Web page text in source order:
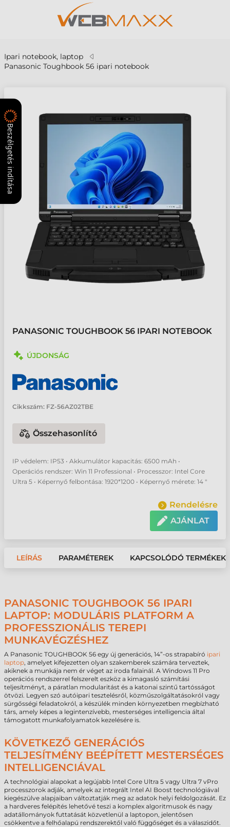
Ipari notebook, laptop
Panasonic Toughbook 56 ipari notebook
PANASONIC TOUGHBOOK 56 IPARI NOTEBOOK
ÚJDONSÁG
Cikkszám: FZ-56AZ02TBE
Összehasonlító
IP védelem: IP53 • Akkumulátor kapacitás: 6500 mAh •
Operációs rendszer: Win 11 Professional • Processzor: Intel Core
Ultra 5 • Képernyő felbontása: 1920*1200 • Képernyő mérete: 14 "
Rendelésre
AJÁNLAT
LEÍRÁS PARAMÉTEREK KAPCSOLÓDÓ TERMÉKEK
PANASONIC TOUGHBOOK 56 IPARI
LAPTOP: MODULÁRIS PLATFORM A
PROFESSZIONÁLIS TEREPI
MUNKAVÉGZÉSHEZ
A Panasonic TOUGHBOOK 56 egy új generációs, 14”-os strapabíró ipari
laptop, amelyet kifejezetten olyan szakemberek számára terveztek,
akiknek a munkája nem ér véget az iroda falainál. A Windows 11 Pro
operációs rendszerrel felszerelt eszköz a kimagasló számítási
teljesítményt, a páratlan modularitást és a katonai szintű tartósságot
ötvözi. Legyen szó autóipari tesztelésről, közműszolgáltatásokról vagy
sürgősségi feladatokról, a készülék minden környezetben megbízható
társ, amely képes a legintenzívebb, mesterséges intelligencia által
támogatott munkafolyamatok kezelésére is.
KÖVETKEZŐ GENERÁCIÓS
TELJESÍTMÉNY BEÉPÍTETT MESTERSÉGES
INTELLIGENCIÁVAL
A technológiai alapokat a legújabb Intel Core Ultra 5 vagy Ultra 7 vPro
processzorok adják, amelyek az integrált Intel AI Boost technológiával
kiegészülve alapjaiban változtatják meg az adatok helyi feldolgozását. Ez
a hardveres felépítés lehetővé teszi a komplex algoritmusok és nagy
adatállományok futtatását közvetlenül a laptopon, jelentősen
csökkentve a felhőalapú rendszerektől való függőséget és a válaszidőt.
Beszélgetés indítása